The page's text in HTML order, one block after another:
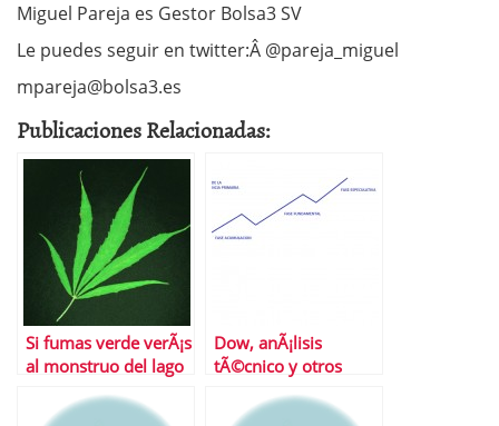
Miguel Pareja es Gestor Bolsa3 SV
Le puedes seguir en twitter:Â @pareja_miguel
mpareja@bolsa3.es
Publicaciones Relacionadas:
Si fumas verde verÃ¡s
al monstruo del lago
Dow, anÃ¡lisis
tÃ©cnico y otros
en Bolsa